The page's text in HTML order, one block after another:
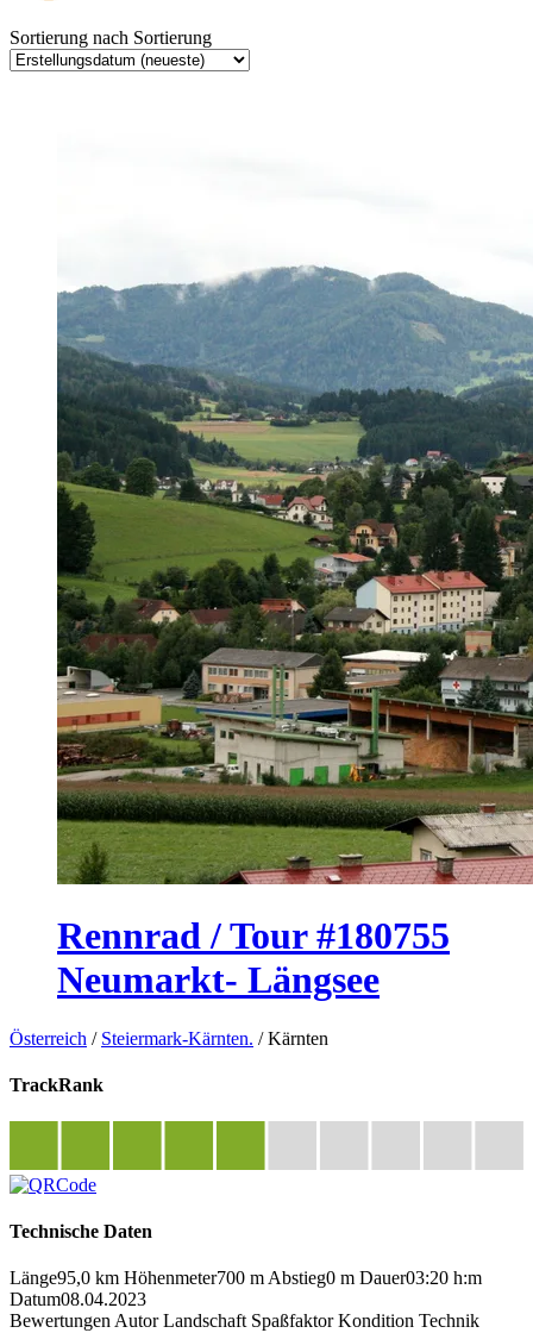
Sortierung nach Sortierung
Rennrad / Tour #180755
Neumarkt- Längsee
Österreich / Steiermark-Kärnten. /Kärnten
TrackRank
Technische Daten
Länge95,0 km Höhenmeter700 m Abstieg0 m Dauer03:20 h:m
Datum08.04.2023
Bewertungen Autor Landschaft Spaßfaktor Kondition Technik